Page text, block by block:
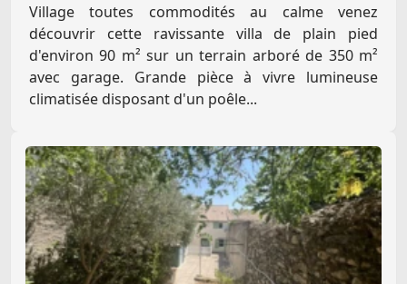
Village toutes commodités au calme venez
découvrir cette ravissante villa de plain pied
d'environ 90 m² sur un terrain arboré de 350 m²
avec garage. Grande pièce à vivre lumineuse
climatisée disposant d'un poêle...